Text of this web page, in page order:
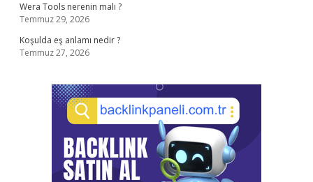
Wera Tools nerenin malı ?
Temmuz 29, 2026
Koşulda eş anlamı nedir ?
Temmuz 27, 2026